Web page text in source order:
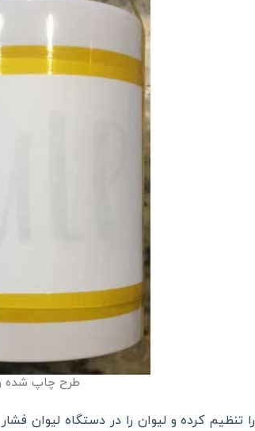
طرح چاپ شده
را تنظیم کرده و لیوان را در دستگاه لیوان